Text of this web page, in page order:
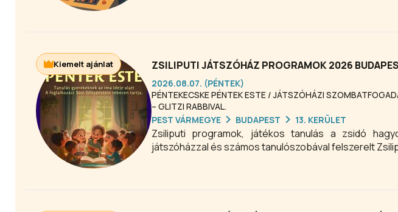
ZSILIPUTI JÁTSZÓHÁZ PROGRAMOK 2026
2026.08.07. (PÉNTEK)
PÉNTEKECSKE PÉNTEK ESTE / JÁTSZÓHÁZI
– GLITZI RABBIVAL.
PEST VÁRMEGYE
BUDAPEST 13. KERÜLET
Zsiliputi programok, játékos tanulás a zsidó
játszóházzal és számos tanulószobával felszerelt
Kiemelt ajánlat